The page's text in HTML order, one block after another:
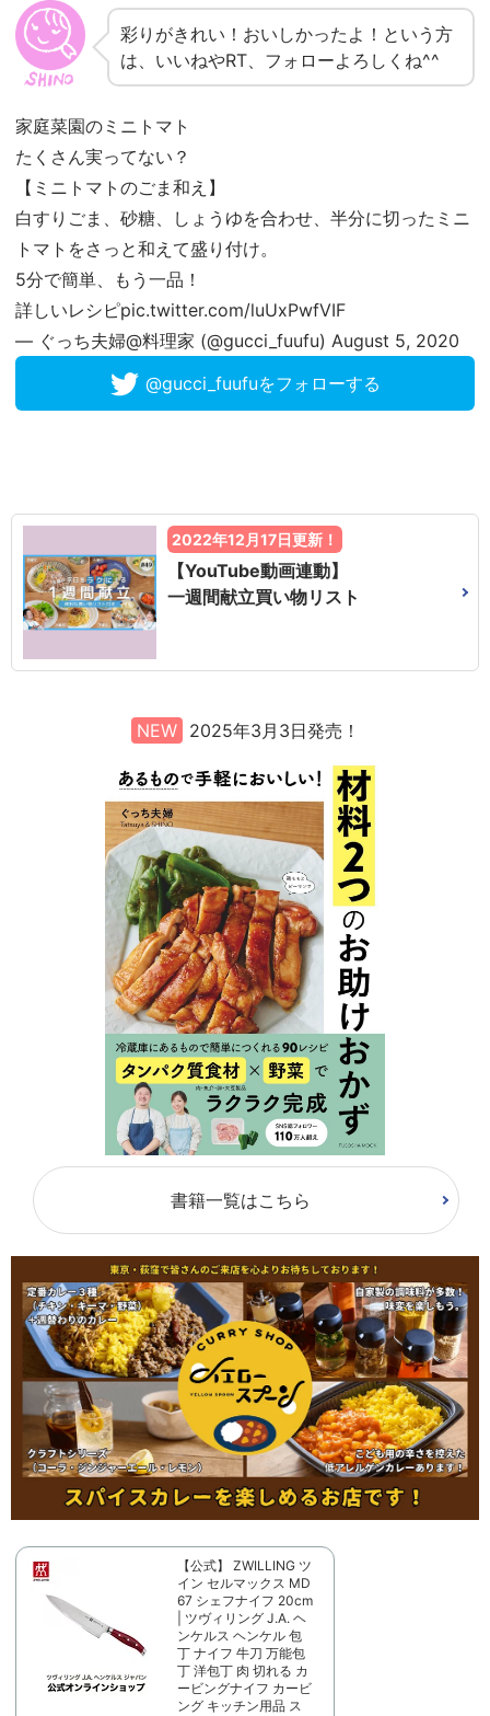
彩りがきれい！おいしかったよ！という方
は、いいねやRT、フォローよろしくね^^
家庭菜園のミニトマト
たくさん実ってない？
【ミニトマトのごま和え】
白すりごま、砂糖、しょうゆを合わせ、半分に切ったミニ
トマトをさっと和えて盛り付け。
5分で簡単、もう一品！
詳しいレシピpic.twitter.com/luUxPwfVIF
— ぐっち夫婦@料理家 (@gucci_fuufu) August 5, 2020
@gucci_fuufuをフォローする
2022年12月17日更新！
【YouTube動画連動】
一週間献立買い物リスト
NEW 2025年3月3日発売！
書籍一覧はこちら
【公式】 ZWILLING ツ
イン セルマックス MD
67 シェフナイフ 20cm
| ツヴィリング J.A. ヘ
ンケルス ヘンケル 包
丁 ナイフ 牛刀 万能包
丁 洋包丁 肉 切れる カ
ービングナイフ カービ
ング キッチン用品 ス